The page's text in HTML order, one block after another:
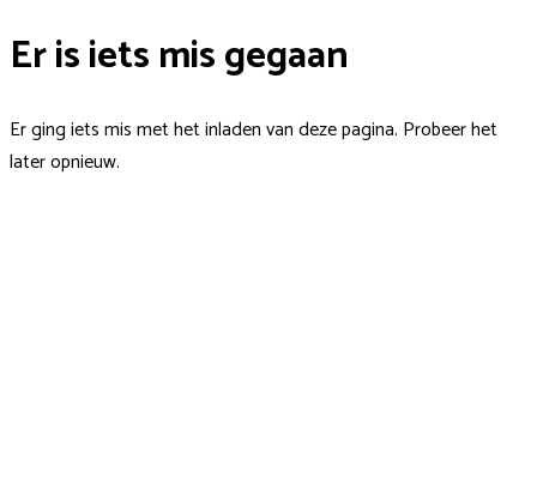
Er is iets mis gegaan
Er ging iets mis met het inladen van deze pagina. Probeer het
later opnieuw.